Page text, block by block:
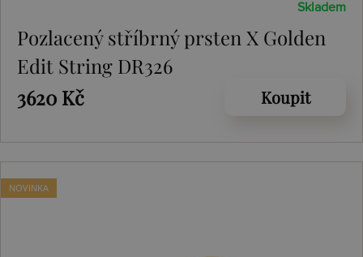
Skladem
Pozlacený stříbrný prsten X Golden
Edit String DR326
3620 Kč
Koupit
NOVINKA